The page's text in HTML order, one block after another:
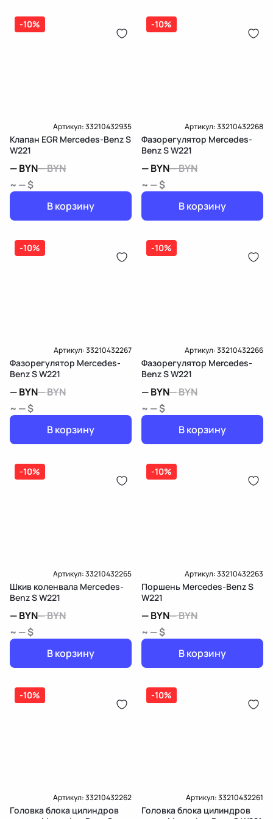
дозатор-распределитель топлива
Карта рассрочки онлайн
-10%
Артикул:33210432935
Клапан EGR Mercedes-Benz S
W221
—BYN—BYN
~ — $
В корзину
-10%
Артикул:33210432268
Фазорегулятор Mercedes-
Benz S W221
—BYN—BYN
~ — $
В корзину
-10%
Артикул:33210432267
Фазорегулятор Mercedes-
Benz S W221
—BYN—BYN
~ — $
В корзину
-10%
Артикул:33210432266
Фазорегулятор Mercedes-
Benz S W221
—BYN—BYN
~ — $
В корзину
-10%
Артикул:33210432265
Шкив коленвала Mercedes-
Benz S W221
—BYN—BYN
~ — $
В корзину
-10%
Артикул:33210432263
Поршень Mercedes-Benz S
W221
—BYN—BYN
~ — $
В корзину
-10%
Артикул:33210432262
Головка блока цилиндров
-10%
Артикул:33210432261
Головка блока цилиндров